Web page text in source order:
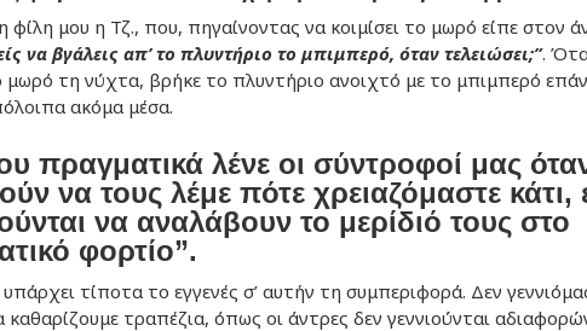
φίλη μου η Τζ., που, πηγαίνοντας να κοιμίσει το μωρό είπε στον
να βγάλεις απ’ το πλυντήριο το μπιμπερό, όταν τελειώσει;”.
μωρό τη νύχτα, βρήκε το πλυντήριο ανοιχτό με το μπιμπερό
ακόμα μέσα.
πραγματικά λένε οι σύντροφοί μας
να τους λέμε πότε χρειαζόμαστε κάτι,
να αναλάβουν το μερίδιό τους στο
φορτίο”.
τίποτα το εγγενές σ’ αυτήν τη συμπεριφορά. Δεν
τραπέζια, όπως οι άντρες δεν γεννιούνται